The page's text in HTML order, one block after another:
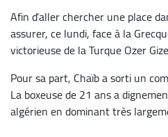
Afin d’aller chercher une place
assurer, ce lundi, face à la
victorieuse de la Turque Ozer
Pour sa part, Chaïb a sorti un
La boxeuse de 21 ans a
algérien en dominant très